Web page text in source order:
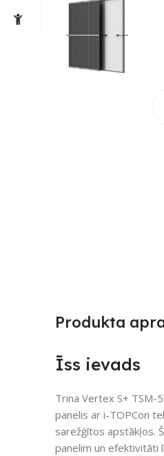
Produkta
Īss ievads
Trina Vertex S+ TSM-
panelis ar i-TOPCon
sarežģītos apstākļos.
panelim un efektivitāti